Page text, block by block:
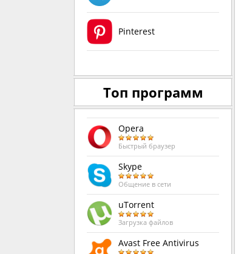
Pinterest
Топ программ
Opera
Быстрый браузер
Skype
Общение в сети
uTorrent
Загрузка файлов
Avast Free Antivirus